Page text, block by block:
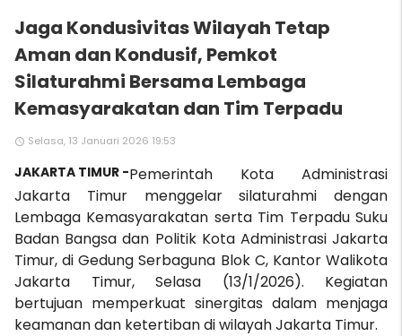
Jaga Kondusivitas Wilayah Tetap
Aman dan Kondusif, Pemkot
Silaturahmi Bersama Lembaga
Kemasyarakatan dan Tim Terpadu
access_time Selasa, 13 Januari 2026 19:53
JAKARTA TIMUR -Pemerintah Kota Administrasi
Jakarta Timur menggelar silaturahmi dengan
Lembaga Kemasyarakatan serta Tim Terpadu Suku
Badan Bangsa dan Politik Kota Administrasi Jakarta
Timur, di Gedung Serbaguna Blok C, Kantor Walikota
Jakarta Timur, Selasa (13/1/2026). Kegiatan
bertujuan memperkuat sinergitas dalam menjaga
keamanan dan ketertiban di wilayah Jakarta Timur.